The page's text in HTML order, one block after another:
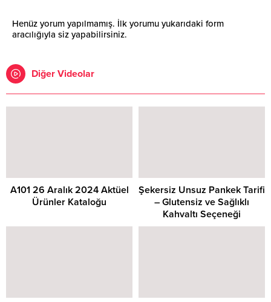
Henüz yorum yapılmamış. İlk yorumu yukarıdaki form
aracılığıyla siz yapabilirsiniz.
Diğer Videolar
A101 26 Aralık 2024 Aktüel
Ürünler Kataloğu
Şekersiz Unsuz Pankek Tarifi
– Glutensiz ve Sağlıklı
Kahvaltı Seçeneği